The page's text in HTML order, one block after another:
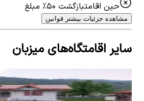
حین اقامتبازگشت ۵۰٪ مبلغ
مشاهده جزئیات بیشتر قوانین
سایر اقامتگاه‌های میزبان
اجاره ویلا جنگلی در مرکیه ماسال